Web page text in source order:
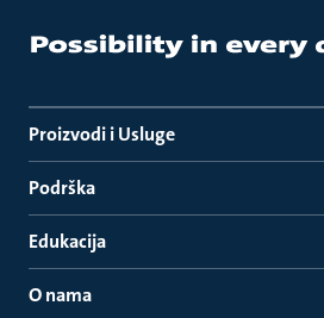
Proizvodi i Usluge
Podrška
Edukacija
O nama